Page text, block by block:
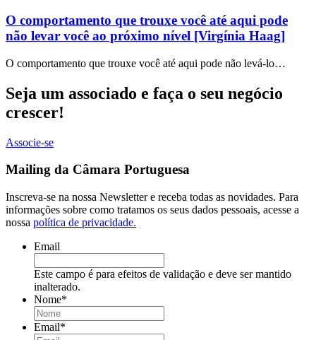
O comportamento que trouxe você até aqui pode
não levar você ao próximo nível [Virgínia Haag]
O comportamento que trouxe você até aqui pode não levá-lo…
Seja um associado e faça o seu negócio
crescer!
Associe-se
Mailing da Câmara Portuguesa
Inscreva-se na nossa Newsletter e receba todas as novidades. Para
informações sobre como tratamos os seus dados pessoais, acesse a
nossa política de privacidade.
Email
Este campo é para efeitos de validação e deve ser mantido
inalterado.
Nome*
Email*